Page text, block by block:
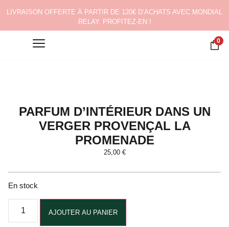
LIVRAISON OFFERTE À PARTIR DE 120€ D’ACHATS AVEC MONDIAL
RELAY. PROFITEZ-EN !
0
PARFUM D’INTÉRIEUR DANS UN
VERGER PROVENÇAL LA
PROMENADE
25,00 €
En stock
AJOUTER AU PANIER